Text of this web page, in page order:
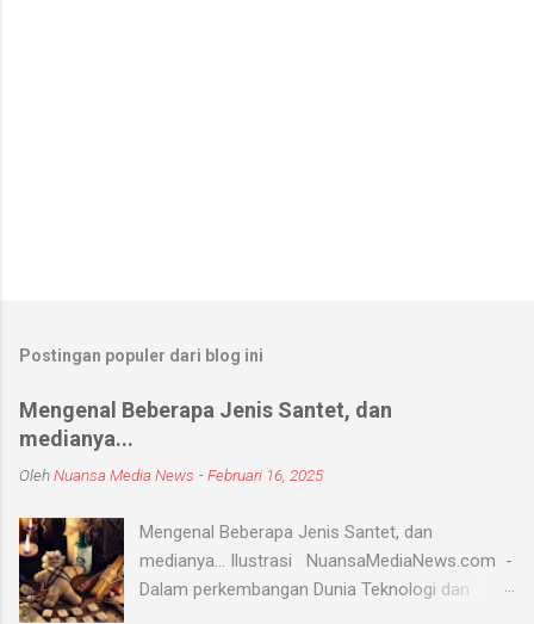
Postingan populer dari blog ini
Mengenal Beberapa Jenis Santet, dan
medianya...
OlehNuansa Media News -Februari 16, 2025
Mengenal Beberapa Jenis Santet, dan
medianya... Ilustrasi NuansaMediaNews.com -
Dalam perkembangan Dunia Teknologi dan